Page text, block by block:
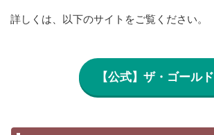
詳しくは、以下のサイトをご覧ください。
【公式】ザ・ゴールド